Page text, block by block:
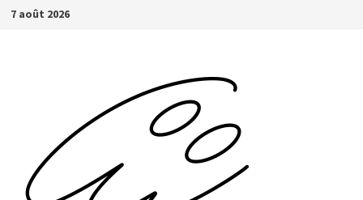
Passer
7 août 2026